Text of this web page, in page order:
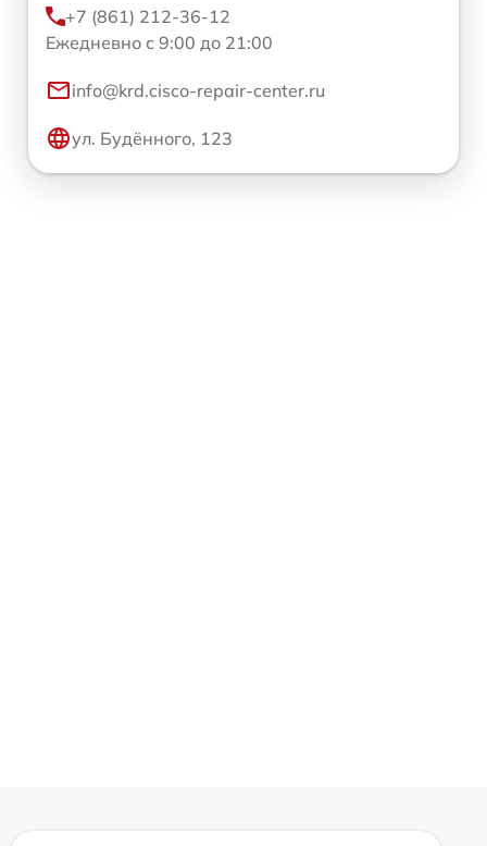
+7 (861) 212-36-12
Ежедневно с 9:00 до 21:00
info@krd.cisco-repair-center.ru
ул. Будённого, 123